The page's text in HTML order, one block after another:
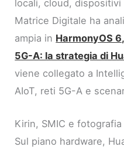
locali, cloud,
Matrice Digitale ha
ampia in HarmonyOS
5G-A: la strategia di
viene collegato a
AIoT, reti 5G-A e
Kirin, SMIC e fotografia
Sul piano hardware,